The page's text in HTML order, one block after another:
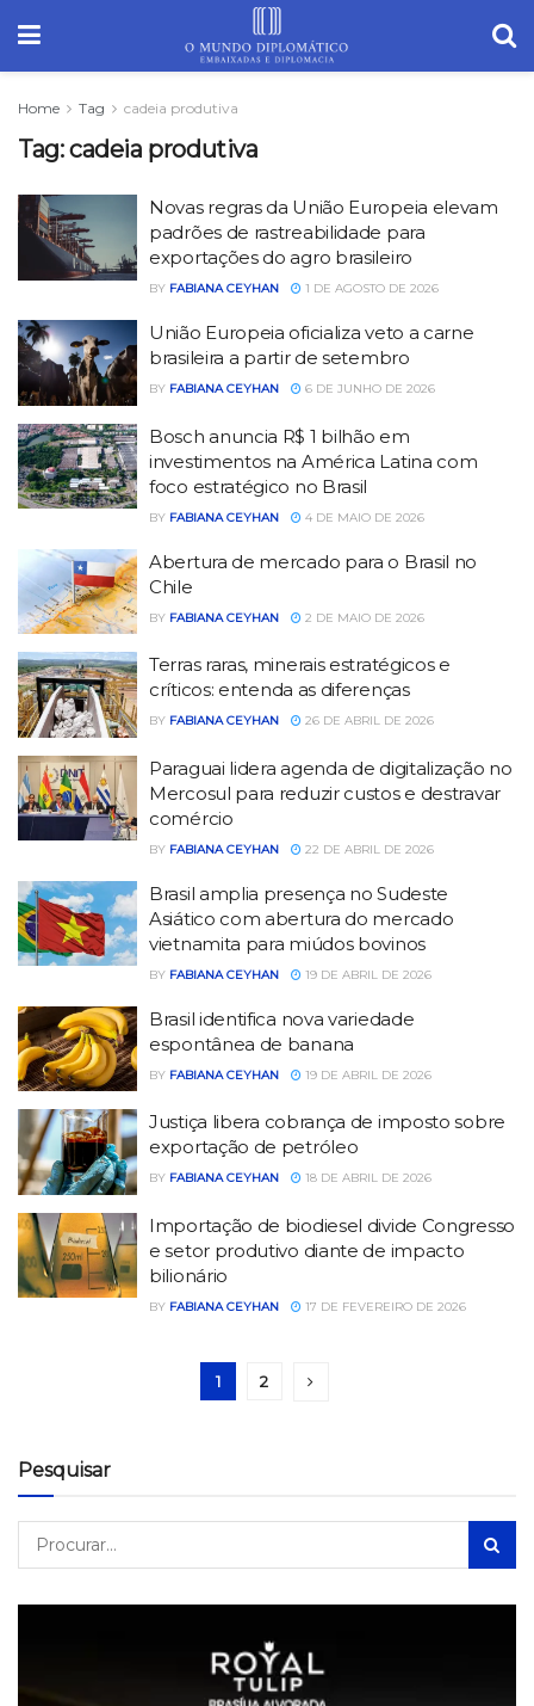
Home Tag cadeia produtiva
Tag:cadeia produtiva
Novas regras da União Europeia elevam
padrões de rastreabilidade para
exportações do agro brasileiro
BY FABIANA CEYHAN 1 DE AGOSTO DE 2026
União Europeia oficializa veto a carne
brasileira a partir de setembro
BY FABIANA CEYHAN 6 DE JUNHO DE 2026
Bosch anuncia R$ 1 bilhão em
investimentos na América Latina com
foco estratégico no Brasil
BY FABIANA CEYHAN 4 DE MAIO DE 2026
Abertura de mercado para o Brasil no
Chile
BY FABIANA CEYHAN 2 DE MAIO DE 2026
Terras raras, minerais estratégicos e
críticos: entenda as diferenças
BY FABIANA CEYHAN 26 DE ABRIL DE 2026
Paraguai lidera agenda de digitalização no
Mercosul para reduzir custos e destravar
comércio
BY FABIANA CEYHAN 22 DE ABRIL DE 2026
Brasil amplia presença no Sudeste
Asiático com abertura do mercado
vietnamita para miúdos bovinos
BY FABIANA CEYHAN 19 DE ABRIL DE 2026
Brasil identifica nova variedade
espontânea de banana
BY FABIANA CEYHAN 19 DE ABRIL DE 2026
Justiça libera cobrança de imposto sobre
exportação de petróleo
BY FABIANA CEYHAN 18 DE ABRIL DE 2026
Importação de biodiesel divide Congresso
e setor produtivo diante de impacto
bilionário
BY FABIANA CEYHAN 17 DE FEVEREIRO DE 2026
1 2
Pesquisar